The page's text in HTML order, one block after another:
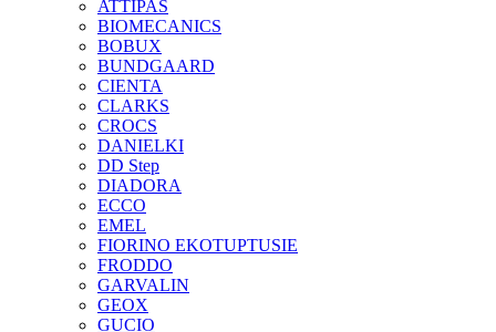
ATTIPAS
BIOMECANICS
BOBUX
BUNDGAARD
CIENTA
CLARKS
CROCS
DANIELKI
DD Step
DIADORA
ECCO
EMEL
FIORINO EKOTUPTUSIE
FRODDO
GARVALIN
GEOX
GUCIO